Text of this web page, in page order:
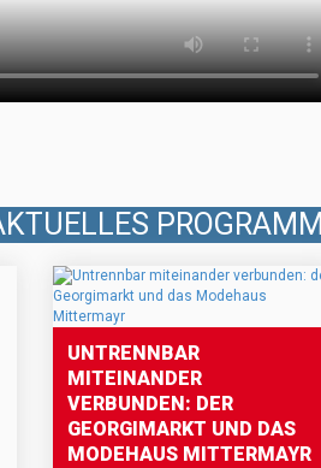
PROGRAMM
UNTRENNBAR
MITEINANDER
VERBUNDEN: DER
GEORGIMARKT UND DAS
MODEHAUS MITTERMAYR